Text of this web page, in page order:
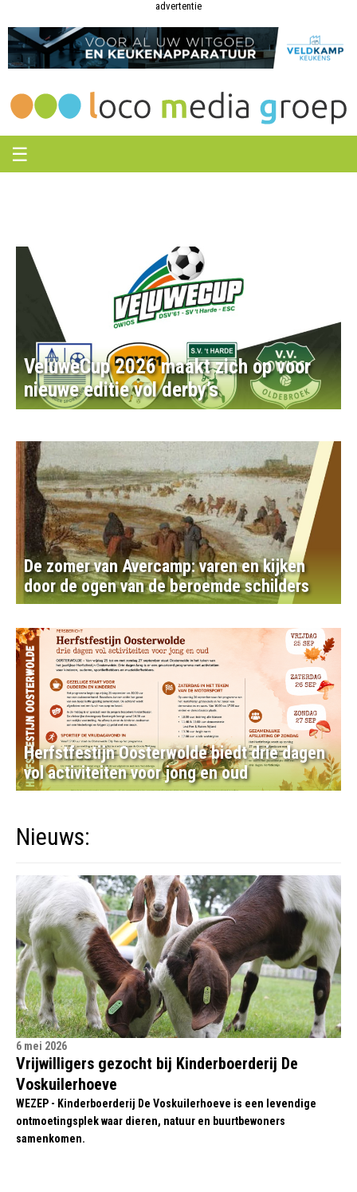
Groep
Groep
advertentie
☰
VeluweCup 2026 maakt zich op voor
nieuwe editie vol derby’s
De zomer van Avercamp: varen en kijken
door de ogen van de beroemde schilders
Herfstfestijn Oosterwolde biedt drie dagen
vol activiteiten voor jong en oud
Nieuws:
6 mei 2026
Vrijwilligers gezocht bij Kinderboerderij De
Voskuilerhoeve
WEZEP - Kinderboerderij De Voskuilerhoeve is een levendige
ontmoetingsplek waar dieren, natuur en buurtbewoners
samenkomen.